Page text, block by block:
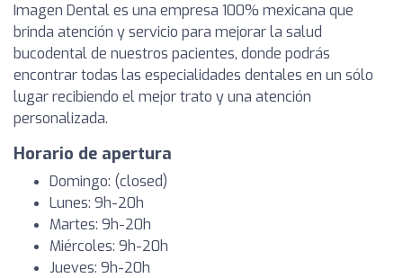
Imagen Dental es una empresa 100% mexicana que
brinda atención y servicio para mejorar la salud
bucodental de nuestros pacientes, donde podrás
encontrar todas las especialidades dentales en un sólo
lugar recibiendo el mejor trato y una atención
personalizada.
Horario de apertura
Domingo: (closed)
Lunes: 9h-20h
Martes: 9h-20h
Miércoles: 9h-20h
Jueves: 9h-20h